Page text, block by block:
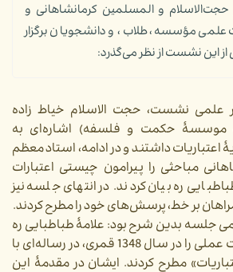
و المسلمین کرمانشاهانی و
مؤسسه، طلاب، و دانشجویان برگزار
از این نشست از نظر می‌گذرد:
علمی نشست، حجت الاسلام خیاط زاده
موسسۀ حکمت و فلسفه) اشاره‌ای به
اعتباریات داشتند و در ادامه، استاد معظم
مباحثی را پیرامون چیستی اعتبارات
ره بیان کردند. در انتهای جلسه نیز
بر خط، پرسش‌های خود را مطرح کردند.
جلسه بدین شرح بود: علامۀ طباطبایی ره
اولین بار نظریۀ اعتبارات عملی را در سال 1348 قمری، در رساله‌ای با
مطرح کردند. ایشان در مقدمۀ این